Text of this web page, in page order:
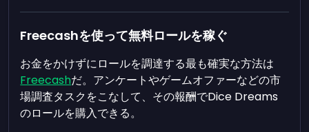
Freecashを使って無料ロールを稼ぐ
お金をかけずにロールを調達する最も確実な方法は
Freecashだ。アンケートやゲームオファーなどの市
場調査タスクをこなして、その報酬でDice Dreams
のロールを購入できる。